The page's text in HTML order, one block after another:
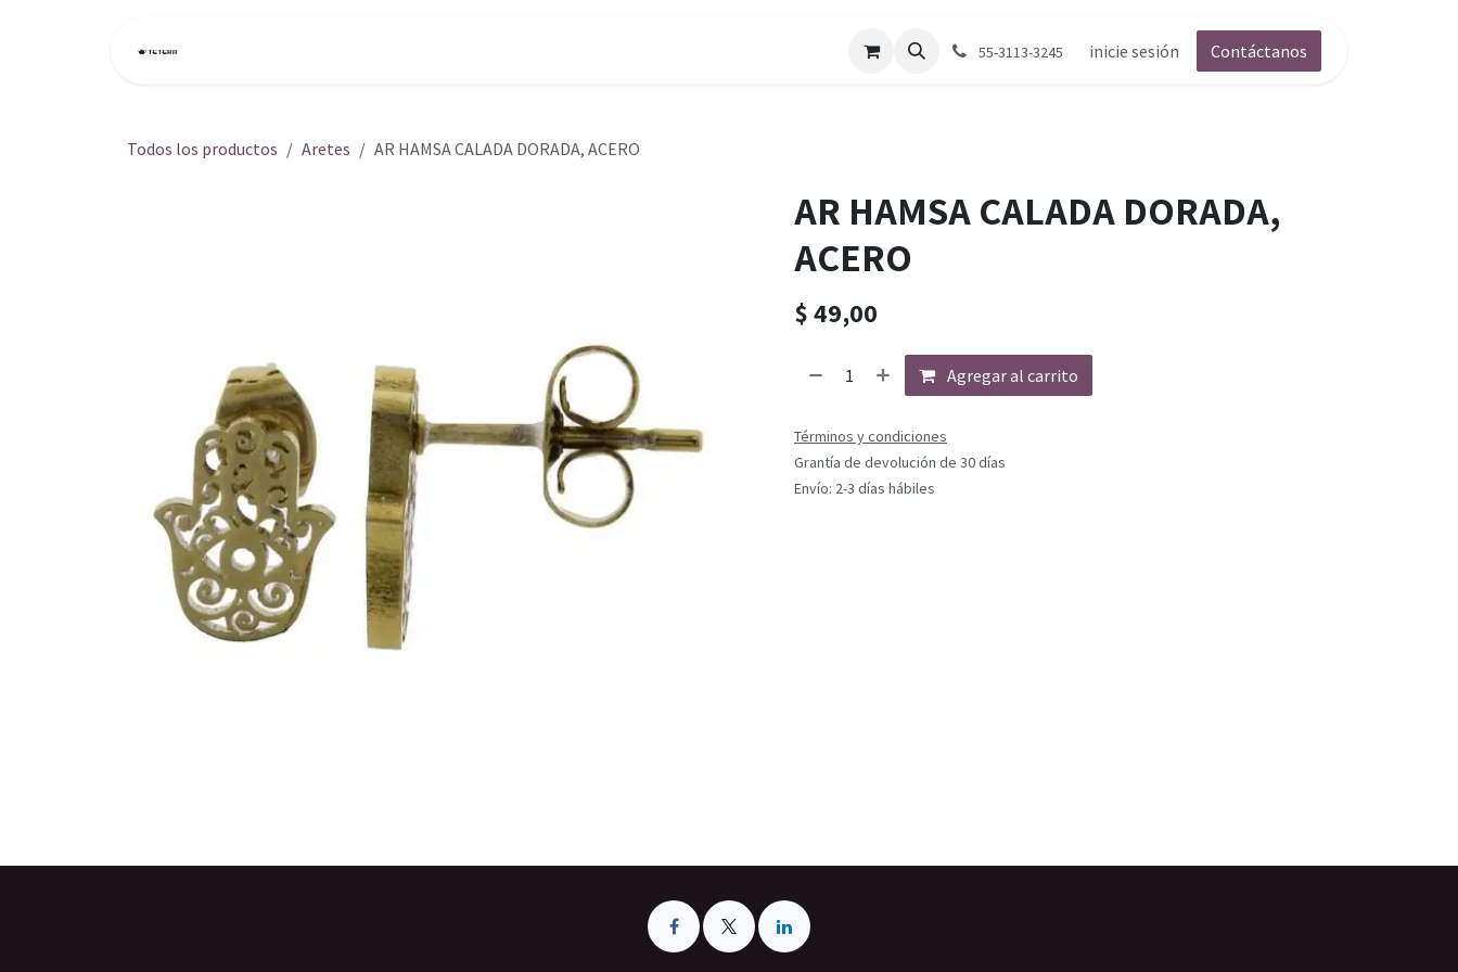
55-3113-3245 inicie sesión Contáctanos
Todos los productos Aretes AR HAMSA CALADA DORADA, ACERO
AR HAMSA CALADA DORADA,
ACERO
$49,00
Agregar al carrito
Términos y condiciones
Grantía de devolución de 30 días
Envío: 2-3 días hábiles